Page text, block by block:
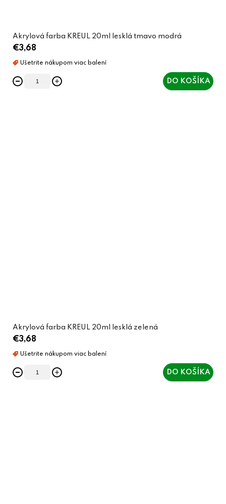
Akrylová farba KREUL 20ml lesklá tmavo modrá
€3,68
DO KOŠÍKA
Akrylová farba KREUL 20ml lesklá zelená
€3,68
DO KOŠÍKA